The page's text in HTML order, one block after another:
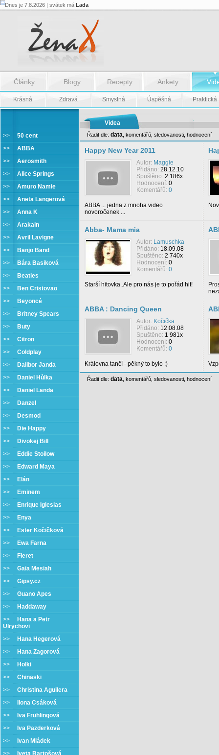
Dnes je 7.8.2026 | svátek má Lada
Články Blogy Recepty Ankety
Krásná Zdravá Smyslná Úspěšná Praktická
>> 50 cent
>> ABBA
>> Aerosmith
>> Alice Springs
>> Amuro Namie
>> Aneta Langerová
>> Anna K
>> Arakain
>> Avril Lavigne
>>
Banjo Band
>>
Bára Basiková
>>
Beatles
>>
Ben Cristovao
>>
Beyoncé
>>
Britney Spears
>>
Buty
>> Citron
>> Coldplay
>>
Dalibor Janda
>>
Daniel Hůlka
>>
Daniel Landa
>>
Danzel
>>
Desmod
>>
Die Happy
>>
Divokej Bill
>>
Eddie Stoilow
>>
Edward Maya
>>
Elán
>>
Eminem
>>
Enrique Iglesias
>>
Enya
>>
Ester Kočičková
>>
Ewa Farna
>>
Fleret
>> Gaia Mesiah
>> Gipsy.cz
>> Guano Apes
>>
Haddaway
>>
Hana a Petr
Ulrychovi
>>
Hana Hegerová
>>
Hana Zagorová
>>
Holki
>> Chinaski
>> Christina Aguilera
>>
Ilona Csáková
>>
Iva Frühlingová
>>
Iva Pazderková
>>
Ivan Mládek
>>
Iveta Bartošová
Videa
ABBA
Řadit dle: data komentářů sledovanosti hodnocení
Happy New Year 2011
Autor: Maggie
Přidáno: 28.12.10
Spuštěno: 2 186x
Hodnocení: 0
Komentářů: 0
ABBA ... jedna z mnoha video
novoročenek ...
Abba- Mama mia
Autor: Lamuschka
Přidáno: 18.09.08
Spuštěno: 2 740x
Hodnocení: 0
Komentářů: 0
Starší hitovka..Ale pro nás je to pořád hit!
ABBA : Dancing Queen
Autor: Kočička
Přidáno: 12.08.08
Spuštěno: 1 981x
Hodnocení: 0
Komentářů: 0
Královna tančí - pěkný to bylo :)
Řadit dle: data komentářů sledovanosti hodnocení